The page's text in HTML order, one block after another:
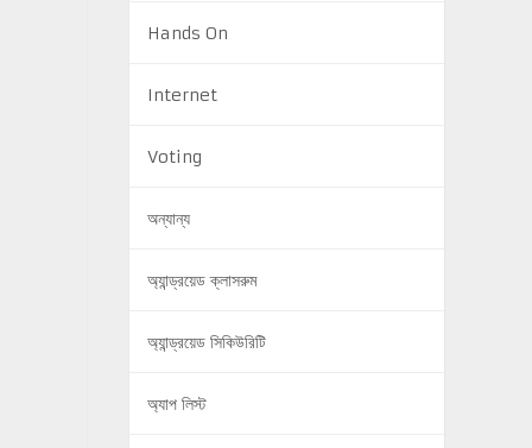
Hands On
Internet
Voting
অন্যান্য
অ্যান্ড্রয়েড ক্লাসরুম
অ্যান্ড্রয়েড সিকিউরিটি
অ্যাপ লিস্ট